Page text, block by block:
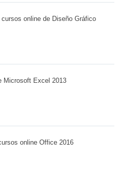
online de Diseño Gráfico
Microsoft Excel 2013
online Office 2016